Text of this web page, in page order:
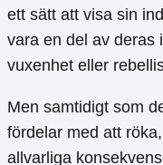
ett sätt att visa sin
vara en del av deras
vuxenhet eller
Men samtidigt som
fördelar med att
allvarliga